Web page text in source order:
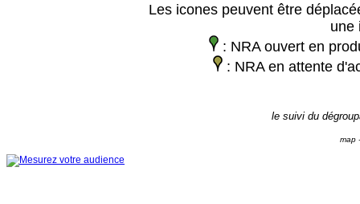
Les icones peuvent être
une
: NRA ouvert en
: NRA en attente
le suivi du
map